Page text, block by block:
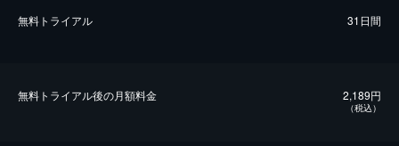
無料トライアル 31日間
無料トライアル後の⽉額料金 2,189円
（税込）